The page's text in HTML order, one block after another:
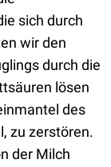
sich durch
wir den
durch die
lösen
des
zu zerstören.
der Milch